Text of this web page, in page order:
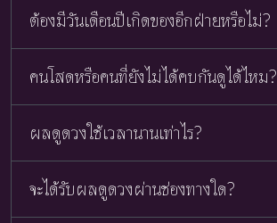
ต้องมีวันเดือนปีเกิดของอีกฝ่ายหรือไม่?
คนโสดหรือคนที่ยังไม่ได้คบกันดูได้ไหม?
ผลดูดวงใช้เวลานานเท่าไร?
จะได้รับผลดูดวงผ่านช่องทางใด?